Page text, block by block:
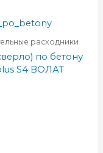
расходники
по бетону
S4 ВОЛАТ